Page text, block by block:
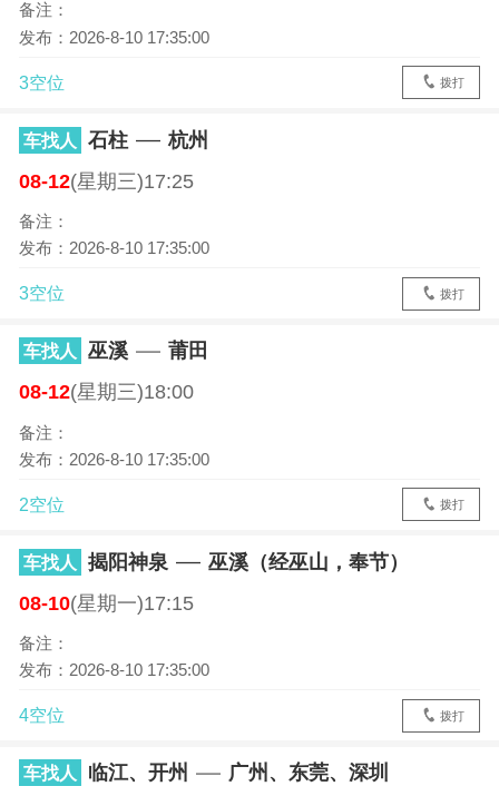
备注：
发布：2026-8-10 17:35:00
3空位 拨打
车找人 石柱
杭州
08-12(星期三)17:25
备注：
发布：2026-8-10 17:35:00
3空位 拨打
车找人 巫溪
莆田
08-12(星期三)18:00
备注：
发布：2026-8-10 17:35:00
2空位 拨打
车找人 揭阳神泉
巫溪（经巫山，奉节）
08-10(星期一)17:15
备注：
发布：2026-8-10 17:35:00
4空位 拨打
车找人 临江、开州
广州、东莞、深圳